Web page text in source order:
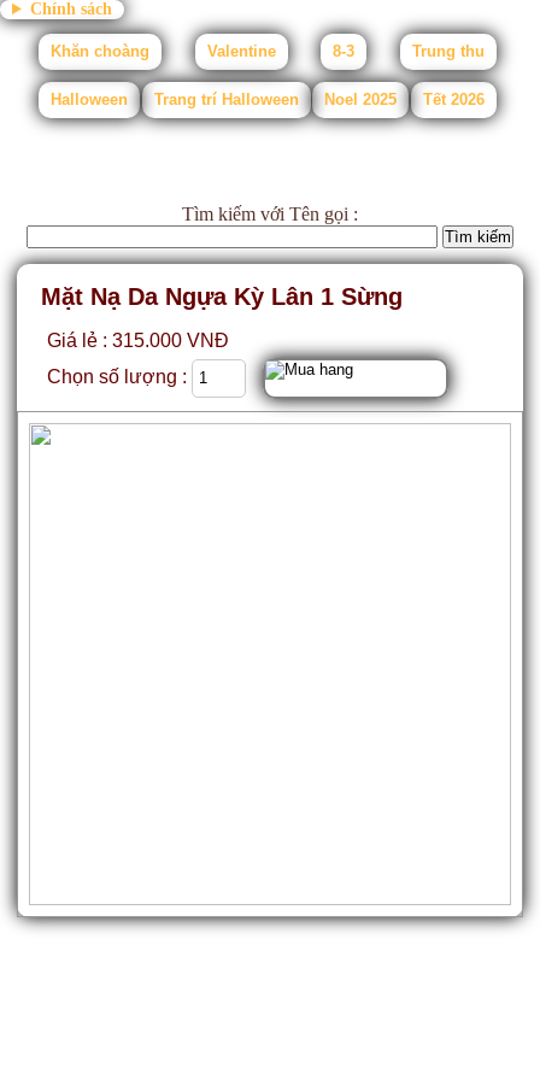
Chính sách
Khăn choàng Valentine 8-3 Trung thu
Halloween Trang trí Halloween Noel 2025 Tết 2026
Tìm kiếm với Tên gọi :
Mặt Nạ Da Ngựa Kỳ Lân 1 Sừng
Giá lẻ : 315.000 VNĐ
Chọn số lượng :